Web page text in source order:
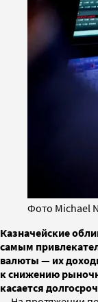
Фото Michael
Казначейские
самым
валюты — их
к снижению
касается